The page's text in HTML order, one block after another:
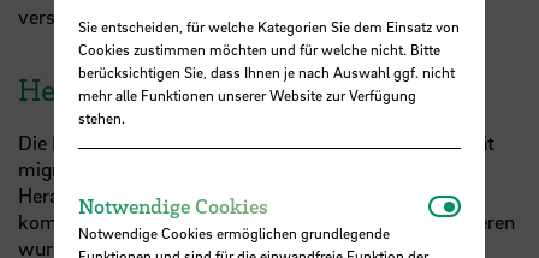
verstehen.
Herausforderungen und Chancen
Die Diskutant:innen beleuchteten die komplexe Realität
migrantischer Unternehmer:innen. Zentrale
Herausforderungen wie bürokratische Hindernisse,
komplexe steuerliche Anforderungen und Sprachbarrieren
wurden offen angesprochen. Ein Vorschlag aus dem
Sie entscheiden, für welche Kategorien Sie dem Einsatz von
Cookies zustimmen möchten und für welche nicht. Bitte
berücksichtigen Sie, dass Ihnen je nach Auswahl ggf. nicht
mehr alle Funktionen unserer Website zur Verfügung
stehen.
Notwendige Cookies
Notwendige Cookies ermöglichen grundlegende